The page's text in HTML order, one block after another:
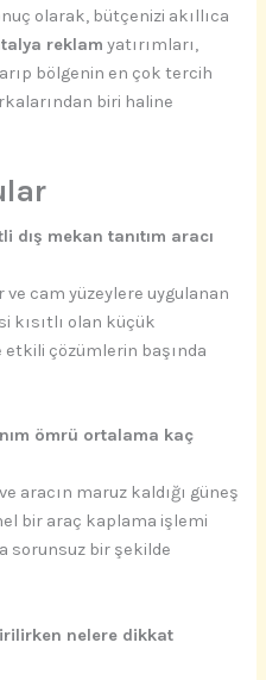
olarak, bütçenizi akıllıca
reklam yatırımları,
bölgenin en çok tercih
biri haline
dış mekan tanıtım aracı
cam yüzeylere uygulanan
kısıtlı olan küçük
çözümlerin başında
ömrü ortalama kaç
aracın maruz kaldığı güneş
bir araç kaplama işlemi
sorunsuz bir şekilde
nelere dikkat